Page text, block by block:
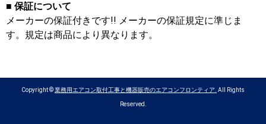
■ 保証について
メーカーの保証付きです!! メーカーの保証規定に準じま
す。規定は商品により異なります。
Copyright ©業務用エアコン取付工事と機器販売のエアコンフロンティア. All Rights
Reserved.